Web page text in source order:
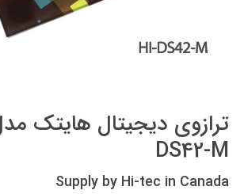
DS42-M
Supply by Hi-tec in Canada